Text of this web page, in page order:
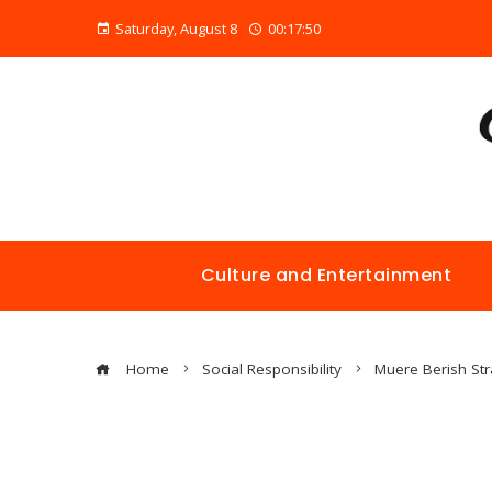
Saturday, August 8 00:17:51
Culture and Entertainment
Home Social Responsibility Muere Berish